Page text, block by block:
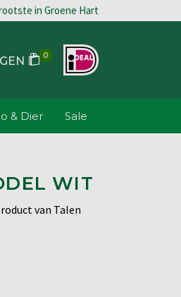
in Groene Hart
0
& Dier Sale
WIT
van Talen